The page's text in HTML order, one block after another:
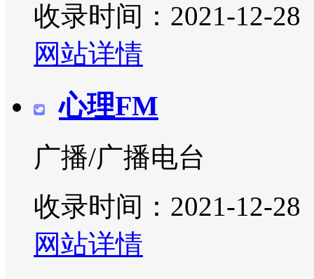
收录时间：2021-12-28
网站详情
心理FM
广播/广播电台
收录时间：2021-12-28
网站详情